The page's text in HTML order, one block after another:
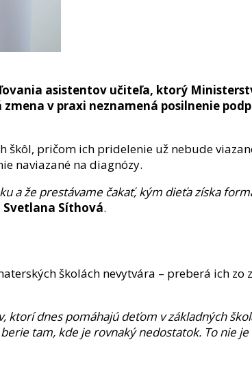
asistentov učiteľa, ktorý
v praxi neznamená posilnenie
pričom ich pridelenie už nebude
naviazané na diagnózy.
a že prestávame čakať, kým dieťa získa
Svetlana Síthová.
školách nevytvára – preberá ich zo
ktorí dnes pomáhajú deťom v základných
tam, kde je rovnaký nedostatok. To nie